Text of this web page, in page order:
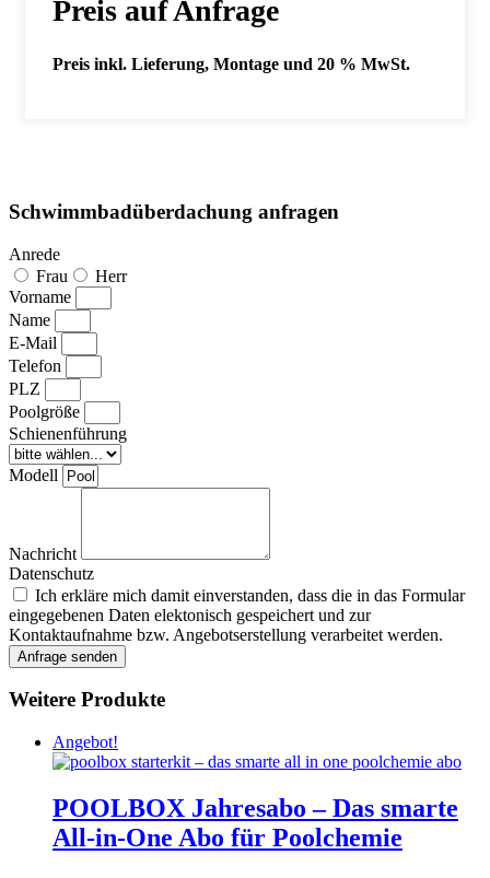
Preis auf Anfrage
Preis inkl. Lieferung, Montage und 20 % MwSt.
Schwimmbadüberdachung anfragen
Anrede
Frau
Herr
Vorname
Name
E-Mail
Telefon
PLZ
Poolgröße
Schienenführung
Modell
Nachricht
Datenschutz
Ich erkläre mich damit einverstanden, dass die in das Formular
eingegebenen Daten elektonisch gespeichert und zur
Kontaktaufnahme bzw. Angebotserstellung verarbeitet werden.
Anfrage senden
Weitere Produkte
Angebot!
POOLBOX Jahresabo – Das smarte
All-in-One Abo für Poolchemie